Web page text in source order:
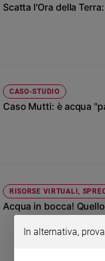
della
Costume
Cinema,
Tv
e
Libri
Scatta l'Ora della
CASO-STUDIO
Caso Mutti: è acqua
RISORSE VIRTUALI,
Acqua in bocca!
In alternativa,